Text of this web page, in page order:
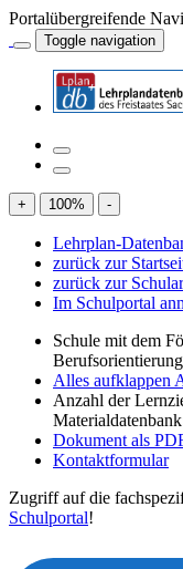
Portalübergreifende
Toggle navigation
+ 100% -
Lehrplan-
zurück zur
zurück zur
Im Schulportal
Schule mit dem
Alles aufklappen
Anzahl der
Dokument als
Kontaktformular
Zugriff auf die
Schulportal!